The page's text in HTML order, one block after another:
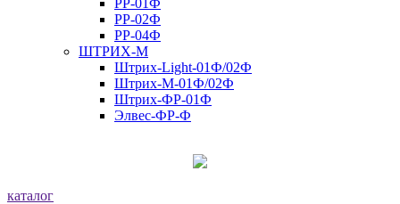
РР-02Ф
РР-04Ф
ШТРИХ-М
Штрих-Light-01Ф/02Ф
Штрих-М-01Ф/02Ф
Штрих-ФР-01Ф
Элвес-ФР-Ф
каталог